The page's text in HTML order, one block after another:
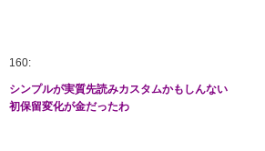
160:
シンプルが実質先読みカスタムかもしんない
初保留変化が金だったわ